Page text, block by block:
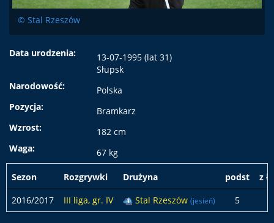
© Stal Rzeszów
Data urodzenia:
13-07-1995 (lat 31)
Słupsk
Narodowość:
Polska
Pozycja:
Bramkarz
Wzrost:
182 cm
Waga:
67 kg
Sezon Rozgrywki Drużyna podst
z
2016/2017
III liga, gr. IV Stal Rzeszów (jesień) 5